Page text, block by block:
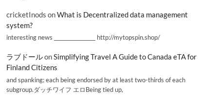
cricketInods onWhat is Decentralized data management
system?
interesting news _________________ http://mytopspin.shop/
ラブドールonSimplifying Travel A Guide to Canada eTA for
Finland Citizens
and spanking; each being endorsed by at least two-thirds of each
subgroup.ダッチワイフ エロBeing tied up,